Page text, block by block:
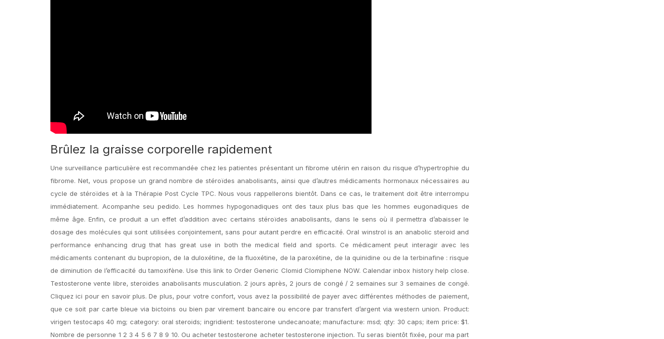
Brûlez la graisse corporelle rapidement
Une surveillance particulière est recommandée chez les patientes présentant un fibrome utérin en raison du risque d’hypertrophie du
fibrome. Net, vous propose un grand nombre de stéroïdes anabolisants, ainsi que d’autres médicaments hormonaux nécessaires au
cycle de stéroïdes et à la Thérapie Post Cycle TPC. Nous vous rappellerons bientôt. Dans ce cas, le traitement doit être interrompu
immédiatement. Acompanhe seu pedido. Les hommes hypogonadiques ont des taux plus bas que les hommes eugonadiques de
même âge. Enfin, ce produit a un effet d’addition avec certains stéroïdes anabolisants, dans le sens où il permettra d’abaisser le
dosage des molécules qui sont utilisées conjointement, sans pour autant perdre en efficacité. Oral winstrol is an anabolic steroid and
performance enhancing drug that has great use in both the medical field and sports. Ce médicament peut interagir avec les
médicaments contenant du bupropion, de la duloxétine, de la fluoxétine, de la paroxétine, de la quinidine ou de la terbinafine : risque
de diminution de l’efficacité du tamoxifène. Use this link to Order Generic Clomid Clomiphene NOW. Calendar inbox history help close.
Testosterone vente libre, steroides anabolisants musculation. 2 jours après, 2 jours de congé / 2 semaines sur 3 semaines de congé.
Cliquez ici pour en savoir plus. De plus, pour votre confort, vous avez la possibilité de payer avec différentes méthodes de paiement,
que ce soit par carte bleue via bictoins ou bien par virement bancaire ou encore par transfert d’argent via western union. Product:
virigen testocaps 40 mg; category: oral steroids; ingridient: testosterone undecanoate; manufacture: msd; qty: 30 caps; item price: $1.
Nombre de personne 1 2 3 4 5 6 7 8 9 10. Ou acheter testosterone acheter testosterone injection. Tu seras bientôt fixée, pour ma part